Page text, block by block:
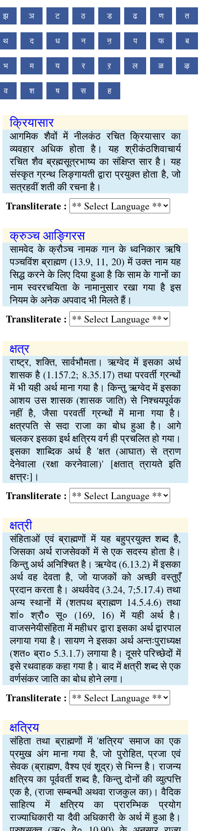
झ ञ ट ठ ड ढ ण त
थ द ध न ऩ प फ ब
भ म य र ऱ ल ळ ऴ
व श ष स ह
क्रियासार
आगमिक शैवों में नीलकंठ रचित क्रियासार का
व्यवहार अधिक होता है। यह श्रीकंठशिवाचार्य
रचित शैव ब्रह्मसूत्रभाष्य का संक्षिप्त सार है। यह
संस्कृत ग्रन्थ लिङ्गायती द्वारा प्रयुक्त होता है, जो
सत्रहवीं शती की रचना है।
:
क्रुञ्च आङ्गिरस
सामवेद के क्रौञ्च नामक गान के ध्वनिकार ऋषि
पञ्चविंश ब्राह्मण (13.9, 11, 20) में उक्त नाम यह
सिद्ध करने के लिए दिया हुआ है कि साम के गानों का
नाम स्वररचयिता के नामानुसार रखा गया है इस
नियम के अनेक अपवाद भी मिलते हैं।
:
क्षत्र
राष्ट्र, शक्ति, सार्वभौमता। ऋग्वेद में इसका अर्थ
शासक है (1.157.2; 8.35.17) तथा परवर्ती ग्रन्थों
में भी यही अर्थ माना गया है। किन्तु ऋग्वेद में इसका
आशय उस शासक (शासक जाति) से निश्चयपूर्वक
नहीं है, जैसा परवर्ती ग्रन्थों में माना गया है।
क्षत्रपति से सदा राजा का बोध हुआ है। आगे
चलकर इसका इर्थ क्षत्रिय वर्ग ही प्रचलित हो गया।
इसका शाब्दिक अर्थ है 'क्षत (आघात) से त्राण
देनेवाला (रक्षा करनेवाला)' [क्षतात् त्रायते इति
क्षत्त्रः]।
:
क्षत्री
संहिताओं एवं ब्राह्मणों में यह बहुप्रयुक्त शब्द है,
जिसका अर्थ राजसेवकों में से एक सदस्य होता है।
किन्तु अर्थ अनिश्चित है। ऋग्वेद (6.13.2) में इसका
अर्थ वह देवता है, जो याजकों को अच्छी वस्तुएँ
प्रदान करता है। अथर्ववेद (3.24, 7;5.17.4) तथा
अन्य स्थानों में (शतपथ ब्राह्मण 14.5.4.6) तथा
शां० श्रौ० सू० (169, 16) में यही अर्थ है।
वाजसनेयीसंहिता में महीधर द्वारा इसका अर्थ द्वारपाल
लगाया गया है। सायण ने इसका अर्थ अन्तःपुराध्यक्ष
(शत० ब्रा० 5.3.1.7) लगाया है। दूसरे परिच्छेदों में
इसे रथवाहक कहा गया है। बाद में क्षत्री शब्द से एक
वर्णसंकर जाति का बोध होने लगा।
:
क्षत्रिय
संहिता तथा ब्राह्मणों में 'क्षत्रिय' समाज का एक
प्रमुख अंग माना गया है, जो पुरोहित, प्रजा एवं
सेवक (ब्राह्मण, वैश्य एवं शूद्र) से भिन्न है। राजन्य
क्षत्रिय का पूर्ववर्ती शब्द है, किन्तु दोनों की व्युत्पत्ति
एक है, (राजा सम्बन्धी अथवा राजकुल का)। वैदिक
साहित्य में क्षत्रिय का प्रारम्भिक प्रयोग
राज्याधिकारी या दैवी अधिकारी के अर्थ में हुआ है।